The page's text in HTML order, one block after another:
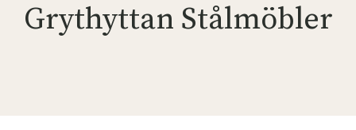
Grythyttan Stålmöbler